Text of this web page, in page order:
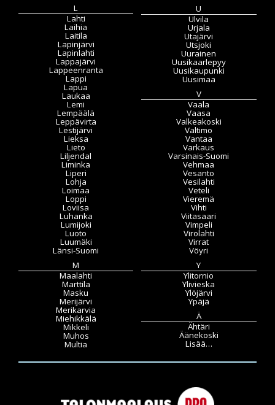
L
Lahti
Laihia
Laitila
Lapinjärvi
Lapinlahti
Lappajärvi
Lappeenranta
Lappi
Lapua
Laukaa
Lemi
Lempäälä
Leppävirta
Lestijärvi
Lieksa
Lieto
Liljendal
Liminka
Liperi
Lohja
Loimaa
Loppi
Loviisa
Luhanka
Lumijoki
Luoto
Luumäki
Länsi-Suomi
M
Maalahti
Marttila
Masku
Merijärvi
Merikarvia
Miehikkälä
Mikkeli
Muhos
Multia
U
Ulvila
Urjala
Utajärvi
Utsjoki
Uurainen
Uusikaarlepyy
Uusikaupunki
Uusimaa
V
Vaala
Vaasa
Valkeakoski
Valtimo
Vantaa
Varkaus
Varsinais-Suomi
Vehmaa
Vesanto
Vesilahti
Veteli
Vieremä
Vihti
Viitasaari
Vimpeli
Virolahti
Virrat
Vöyri
Y
Ylitornio
Ylivieska
Ylöjärvi
Ypäjä
Ä
Ähtäri
Äänekoski
Lisää…